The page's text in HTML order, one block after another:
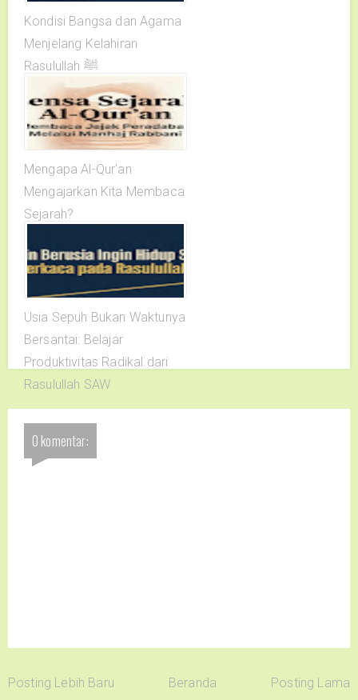
Kondisi Bangsa dan Agama
Menjelang Kelahiran
Rasulullah ﷺ
Mengapa Al-Qur'an
Mengajarkan Kita Membaca
Sejarah?
Usia Sepuh Bukan Waktunya
Bersantai: Belajar
Produktivitas Radikal dari
Rasulullah SAW
0 komentar:
Posting Lebih Baru Beranda Posting Lama